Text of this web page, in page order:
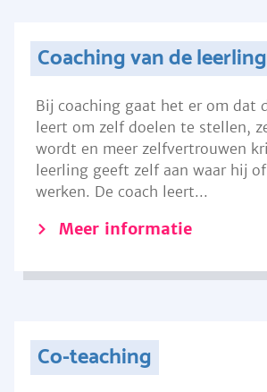
Coaching van de leerling
Bij coaching gaat het er om dat
leert om zelf doelen te stellen,
wordt en meer zelfvertrouwen
leerling geeft zelf aan waar hij
werken. De coach leert...
Meer informatie
Co-teaching